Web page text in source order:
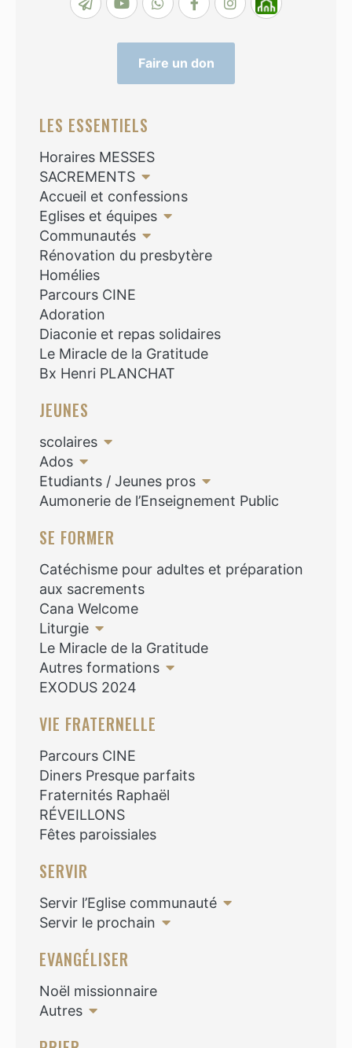
Faire un don
LES ESSENTIELS
Horaires MESSES
SACREMENTS
Accueil et confessions
Eglises et équipes
Communautés
Rénovation du presbytère
Homélies
Parcours CINE
Adoration
Diaconie et repas solidaires
Le Miracle de la Gratitude
Bx Henri PLANCHAT
JEUNES
scolaires
Ados
Etudiants / Jeunes pros
Aumonerie de l’Enseignement Public
SE FORMER
Catéchisme pour adultes et préparation
aux sacrements
Cana Welcome
Liturgie
Le Miracle de la Gratitude
Autres formations
EXODUS 2024
VIE FRATERNELLE
Parcours CINE
Diners Presque parfaits
Fraternités Raphaël
RÉVEILLONS
Fêtes paroissiales
SERVIR
Servir l’Eglise communauté
Servir le prochain
EVANGÉLISER
Noël missionnaire
Autres